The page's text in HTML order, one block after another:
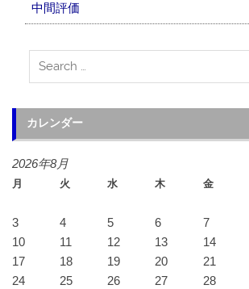
中間評価
カレンダー
2026年8月
月 火 水 木 金
3
4 5 6 7
10
11 12 13 14
17
18 19 20 21
24
25 26 27 28